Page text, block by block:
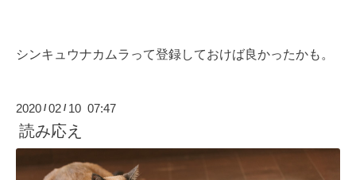
シンキュウナカムラって登録しておけば良かったかも。
2020 /02 / 10 07:47
読み応え